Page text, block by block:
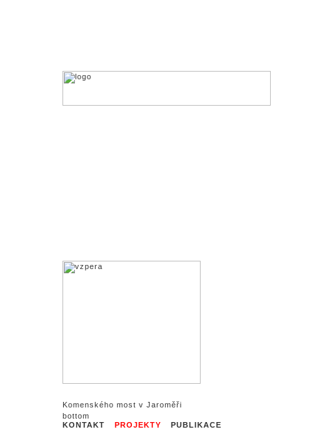
Komenského most v Jaroměři
KONTAKT PROJEKTY PUBLIKACE